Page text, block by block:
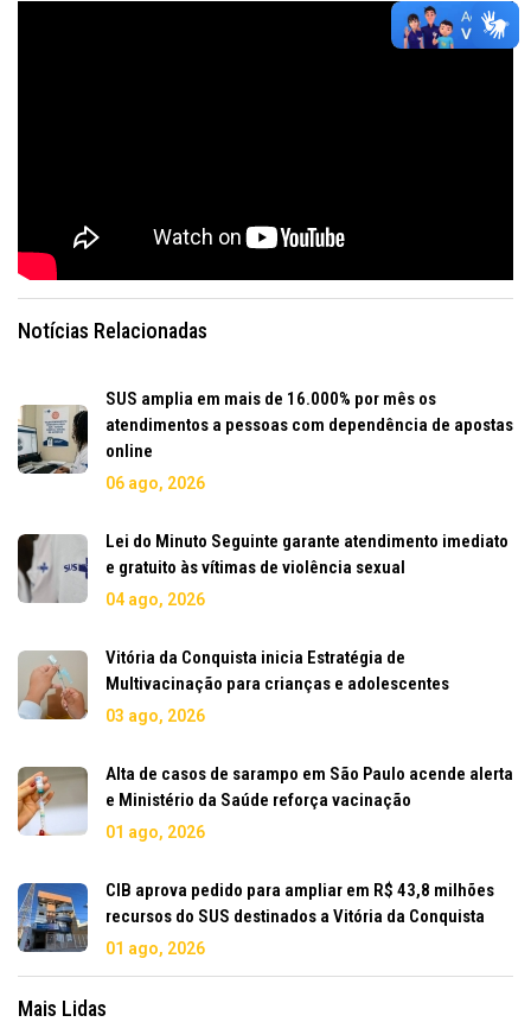
Notícias Relacionadas
SUS amplia em mais de 16.000% por mês os
atendimentos a pessoas com dependência de apostas
online
06 ago, 2026
Lei do Minuto Seguinte garante atendimento imediato
e gratuito às vítimas de violência sexual
04 ago, 2026
Vitória da Conquista inicia Estratégia de
Multivacinação para crianças e adolescentes
03 ago, 2026
Alta de casos de sarampo em São Paulo acende alerta
e Ministério da Saúde reforça vacinação
01 ago, 2026
CIB aprova pedido para ampliar em R$ 43,8 milhões
recursos do SUS destinados a Vitória da Conquista
01 ago, 2026
Mais Lidas